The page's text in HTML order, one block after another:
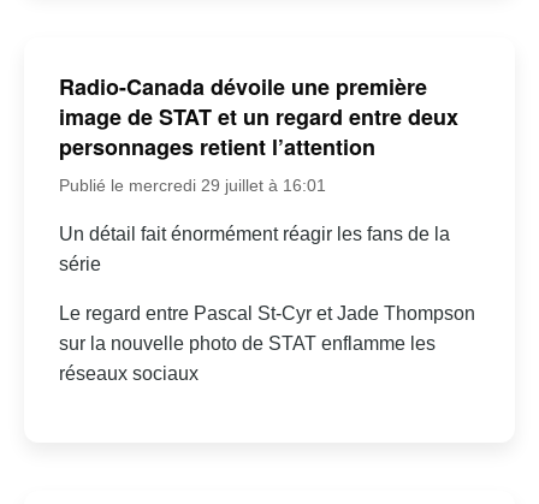
Radio-Canada dévoile une première
image de STAT et un regard entre deux
personnages retient l’attention
Publié le mercredi 29 juillet à 16:01
Un détail fait énormément réagir les fans de la
série
Le regard entre Pascal St-Cyr et Jade Thompson
sur la nouvelle photo de STAT enflamme les
réseaux sociaux